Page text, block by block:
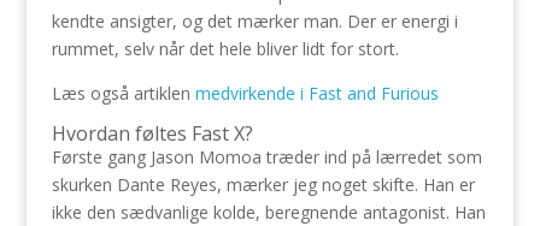
kendte ansigter, og det mærker man. Der er energi i
rummet, selv når det hele bliver lidt for stort.
Læs også artiklen medvirkende i Fast and Furious
Hvordan føltes Fast X?
Første gang Jason Momoa træder ind på lærredet som
skurken Dante Reyes, mærker jeg noget skifte. Han er
ikke den sædvanlige kolde, beregnende antagonist. Han